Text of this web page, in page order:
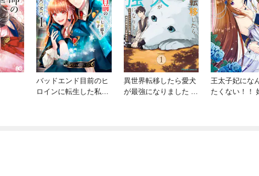
バッドエンド目前のヒ
ロインに転生した私、
異世界転移したら愛犬
が最強になりました ～
王太子妃にな
たくない！！